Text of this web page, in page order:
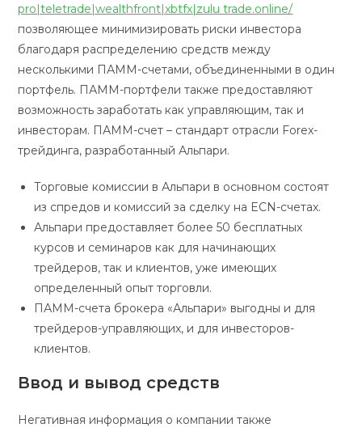
pro|teletrade|wealthfront|xbtfx|zulu trade.online/
позволяющее минимизировать риски инвестора
благодаря распределению средств между
несколькими ПАММ-счетами, объединенными в один
портфель. ПАММ-портфели также предоставляют
возможность заработать как управляющим, так и
инвесторам. ПАММ-счет – стандарт отрасли Forex-
трейдинга, разработанный Альпари.
Торговые комиссии в Альпари в основном состоят
из спредов и комиссий за сделку на ECN-счетах.
Альпари предоставляет более 50 бесплатных
курсов и семинаров как для начинающих
трейдеров, так и клиентов, уже имеющих
определенный опыт торговли.
ПАММ-счета брокера «Альпари» выгодны и для
трейдеров-управляющих, и для инвесторов-
клиентов.
Ввод и вывод средств
Негативная информация о компании также